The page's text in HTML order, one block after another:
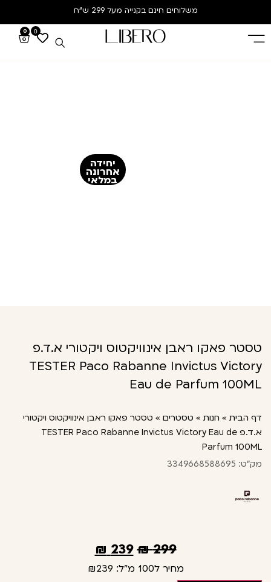
משלוחים חינם בקנייה מעל 299 ש”ח
0
0
יחידה
אחרונה
במלאי
טסטר פאקו ראבן אינוויקטוס ויקטורי א.ד.פ
TESTER Paco Rabanne Invictus Victory
Eau de Parfum 100ML
דף הבית » חנות » טסטרים » טסטר פאקו ראבן אינוויקטוס ויקטורי
א.ד.פ TESTER Paco Rabanne Invictus Victory Eau de
Parfum 100ML
מק"ט: 3349668588695
299
₪
239
₪
מחיר ל100 מ"ל: ₪239